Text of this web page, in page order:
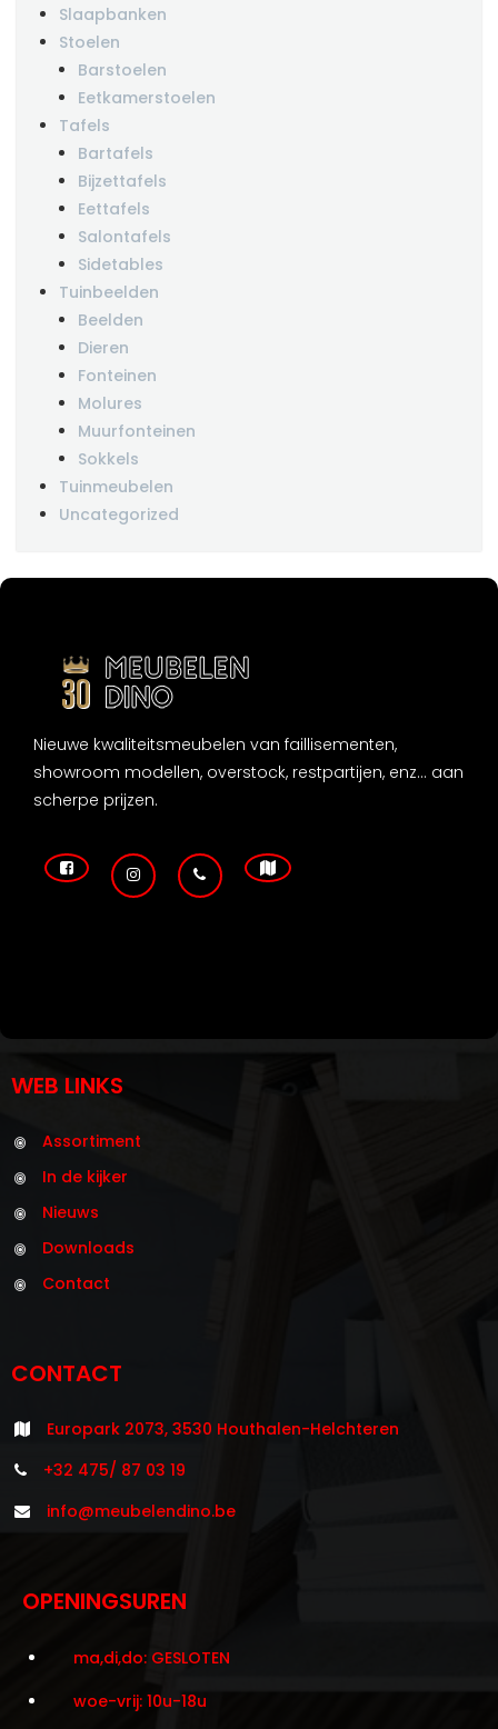
Slaapbanken
Stoelen
Barstoelen
Eetkamerstoelen
Tafels
Bartafels
Bijzettafels
Eettafels
Salontafels
Sidetables
Tuinbeelden
Beelden
Dieren
Fonteinen
Molures
Muurfonteinen
Sokkels
Tuinmeubelen
Uncategorized
Nieuwe kwaliteitsmeubelen van faillisementen,
showroom modellen, overstock, restpartijen, enz... aan
scherpe prijzen.
WEB LINKS
Assortiment
In de kijker
Nieuws
Downloads
Contact
CONTACT
Europark 2073, 3530 Houthalen-Helchteren
+32 475/ 87 03 19
info@meubelendino.be
OPENINGSUREN
ma,di,do: GESLOTEN
woe-vrij: 10u-18u